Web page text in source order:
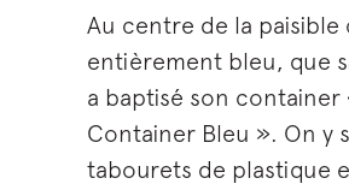
Au centre de la
entièrement bleu, que
a baptisé son container
Container Bleu ». On y
tabourets de plastique